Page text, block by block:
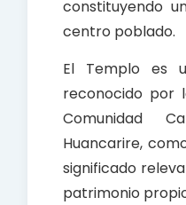
constituyendo
centro poblado.
El Templo es
reconocido por
Comunidad
Huancarire,
significado
patrimonio